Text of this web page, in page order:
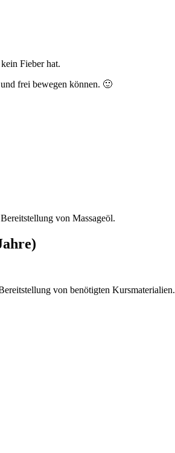
Fieber hat.
frei bewegen können. 🙂
von Massageöl.
von benötigten Kursmaterialien.